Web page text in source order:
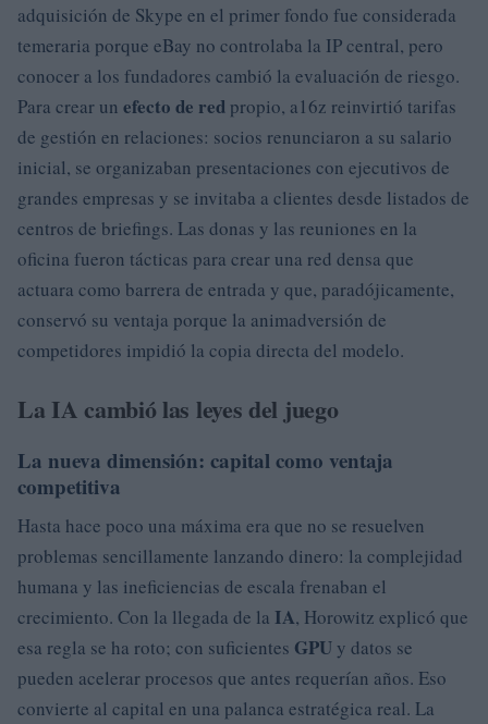
adquisición de Skype en el primer fondo fue considerada
temeraria porque eBay no controlaba la IP central, pero
conocer a los fundadores cambió la evaluación de riesgo.
Para crear un efecto de red propio, a16z reinvirtió tarifas
de gestión en relaciones: socios renunciaron a su salario
inicial, se organizaban presentaciones con ejecutivos de
grandes empresas y se invitaba a clientes desde listados de
centros de briefings. Las donas y las reuniones en la
oficina fueron tácticas para crear una red densa que
actuara como barrera de entrada y que, paradójicamente,
conservó su ventaja porque la animadversión de
competidores impidió la copia directa del modelo.
La IA cambió las leyes del juego
La nueva dimensión: capital como ventaja
competitiva
Hasta hace poco una máxima era que no se resuelven
problemas sencillamente lanzando dinero: la complejidad
humana y las ineficiencias de escala frenaban el
crecimiento. Con la llegada de la IA, Horowitz explicó que
esa regla se ha roto; con suficientes GPU y datos se
pueden acelerar procesos que antes requerían años. Eso
convierte al capital en una palanca estratégica real. La